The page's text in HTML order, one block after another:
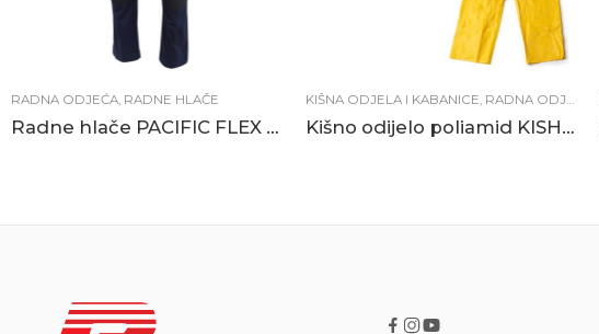
RADNA ODJEĆA RADNE HLAČE
Radne hlače PACIFIC FLEX tamno plave
KIŠNA ODJELA I KABANICE RADNA ODJEĆA
Kišno odijelo poliamid KISHA žuto